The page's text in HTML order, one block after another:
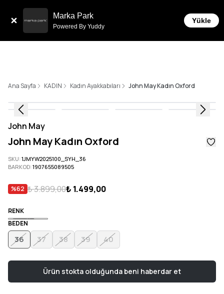
Marka Park
Powered By Yuddy
Yükle
Ana Sayfa KADIN Kadın Ayakkabıları John May Kadın Oxford
John May
John May Kadın Oxford
SKU:1JMYW2025100_SYH_36
BARKOD:1907655089505
%62 ₺ 3.899,00₺ 1.499,00
RENK
BEDEN
36 37 38 39 40
Ürün stokta olduğunda beni haberdar et